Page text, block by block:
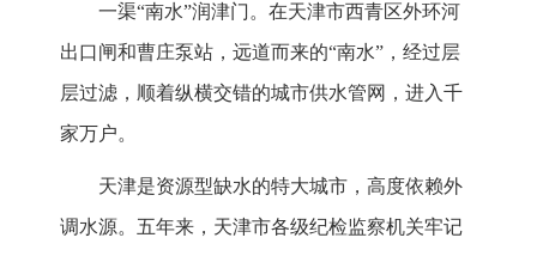
一渠“南水”润津门。在天津市西青区外环河
出口闸和曹庄泵站，远道而来的“南水”，经过层
层过滤，顺着纵横交错的城市供水管网，进入千
家万户。
天津是资源型缺水的特大城市，高度依赖外
调水源。五年来，天津市各级纪检监察机关牢记